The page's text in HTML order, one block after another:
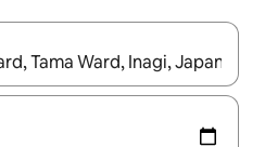
ಮತ್ತು ಡೌನ್ ಬಾಣದ ಕೀಲಿಗಳೊಂದಿಗೆ